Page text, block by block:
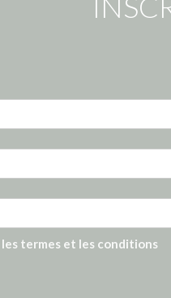
termes et les conditions